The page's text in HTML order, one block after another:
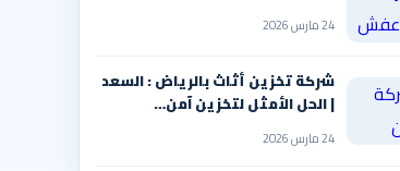
24 مارس 2026
شركة تخزين أثاث بالرياض : السعد
| الحل الأمثل لتخزين آمن…
24 مارس 2026